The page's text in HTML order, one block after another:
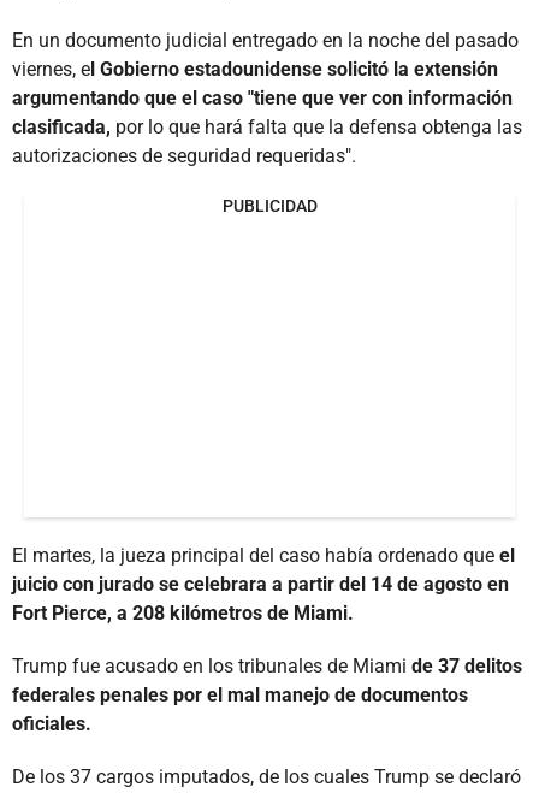
En un documento judicial entregado en la noche del pasado
viernes, el Gobierno estadounidense solicitó la extensión
argumentando que el caso "tiene que ver con información
clasificada, por lo que hará falta que la defensa obtenga las
autorizaciones de seguridad requeridas".
PUBLICIDAD
El martes, la jueza principal del caso había ordenado que el
juicio con jurado se celebrara a partir del 14 de agosto en
Fort Pierce, a 208 kilómetros de Miami.
Trump fue acusado en los tribunales de Miami de 37 delitos
federales penales por el mal manejo de documentos
oficiales.
De los 37 cargos imputados, de los cuales Trump se declaró